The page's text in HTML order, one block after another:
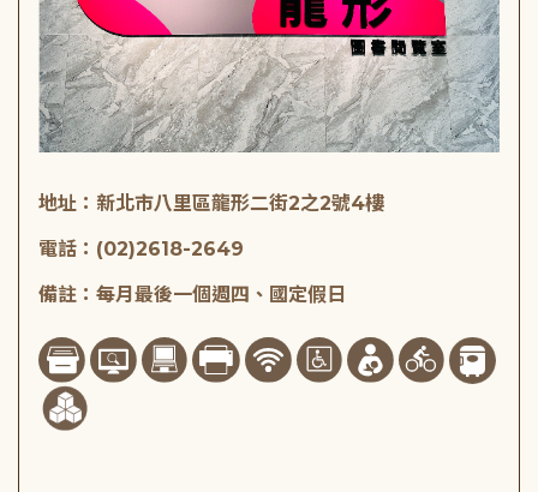
地址：新北市八里區龍形二街2之2號4樓
電話：(02)2618-2649
備註：每月最後一個週四、國定假日